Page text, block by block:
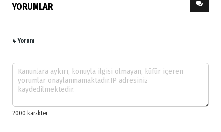
YORUMLAR
4 Yorum